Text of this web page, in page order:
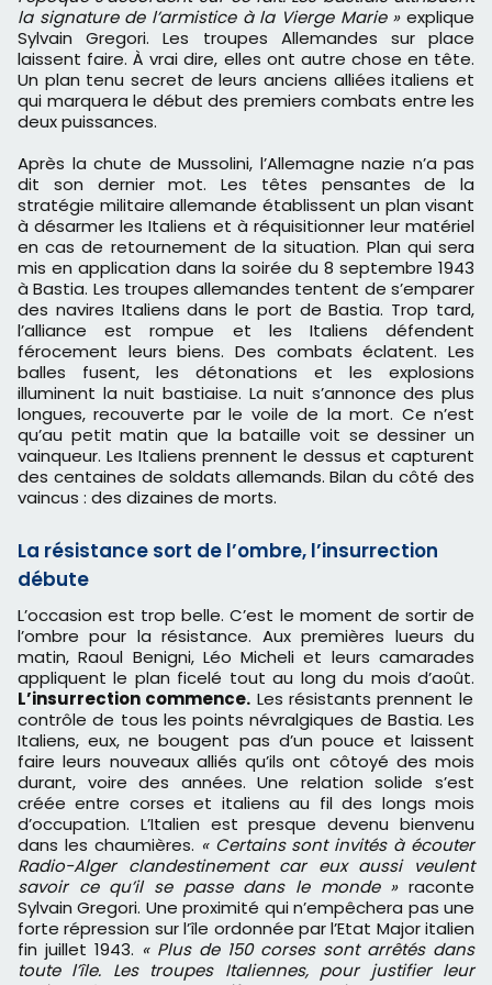
la signature de l’armistice à la Vierge Marie »explique
Sylvain Gregori. Les troupes Allemandes sur place
laissent faire. À vrai dire, elles ont autre chose en tête.
Un plan tenu secret de leurs anciens alliées italiens et
qui marquera le début des premiers combats entre les
deux puissances.
Après la chute de Mussolini, l’Allemagne nazie n’a pas
dit son dernier mot. Les têtes pensantes de la
stratégie militaire allemande établissent un plan visant
à désarmer les Italiens et à réquisitionner leur matériel
en cas de retournement de la situation. Plan qui sera
mis en application dans la soirée du 8 septembre 1943
à Bastia. Les troupes allemandes tentent de s’emparer
des navires Italiens dans le port de Bastia. Trop tard,
l’alliance est rompue et les Italiens défendent
férocement leurs biens. Des combats éclatent. Les
balles fusent, les détonations et les explosions
illuminent la nuit bastiaise. La nuit s’annonce des plus
longues, recouverte par le voile de la mort. Ce n’est
qu’au petit matin que la bataille voit se dessiner un
vainqueur. Les Italiens prennent le dessus et capturent
des centaines de soldats allemands. Bilan du côté des
vaincus : des dizaines de morts.
La résistance sort de l’ombre, l’insurrection
débute
L’occasion est trop belle. C’est le moment de sortir de
l’ombre pour la résistance. Aux premières lueurs du
matin, Raoul Benigni, Léo Micheli et leurs camarades
appliquent le plan ficelé tout au long du mois d’août.
L’insurrection commence. Les résistants prennent le
contrôle de tous les points névralgiques de Bastia. Les
Italiens, eux, ne bougent pas d’un pouce et laissent
faire leurs nouveaux alliés qu’ils ont côtoyé des mois
durant, voire des années. Une relation solide s’est
créée entre corses et italiens au fil des longs mois
d’occupation. L’Italien est presque devenu bienvenu
dans les chaumières. « Certains sont invités à écouter
Radio-Alger clandestinement car eux aussi veulent
savoir ce qu’il se passe dans le monde »raconte
Sylvain Gregori. Une proximité qui n’empêchera pas une
forte répression sur l’île ordonnée par l’Etat Major italien
fin juillet 1943. « Plus de 150 corses sont arrêtés dans
toute l’île. Les troupes Italiennes, pour justifier leur